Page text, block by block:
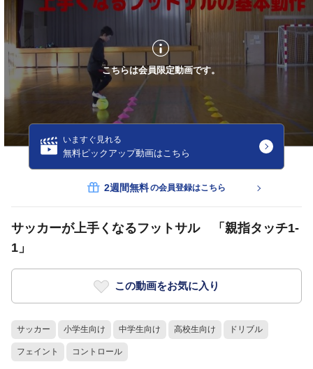
こちらは会員限定動画です。
いますぐ見れる
無料ピックアップ動画はこちら
2週間無料の会員登録はこちら
サッカーが上手くなるフットサル 「親指タッチ1-
1」
この動画をお気に入り
サッカー 小学生向け 中学生向け 高校生向け ドリブル
フェイント コントロール